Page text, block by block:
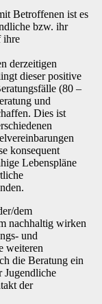
Betroffenen ist es
bzw. ihr
ihre
derzeitigen
dieser positive
(80 –
und
Dies ist
konsequent
Lebenspläne
dem
nachhaltig wirken
und
weiteren
die Beratung ein
Jugendliche
der